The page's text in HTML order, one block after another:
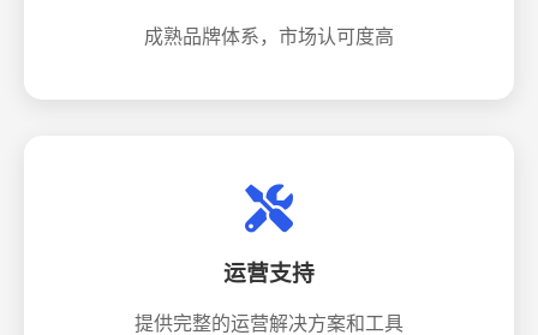
成熟品牌体系，市场认可度高
运营支持
提供完整的运营解决方案和工具